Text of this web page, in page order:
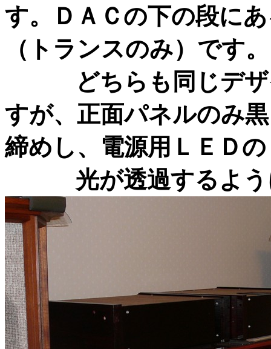
す。ＤＡＣの下の段に
（トランスのみ）です。
どちらも同じデザイ
すが、正面パネルのみ
締めし、電源用ＬＥＤの
光が透過するよう